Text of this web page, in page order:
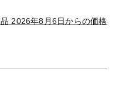
2026年8月6日からの価格